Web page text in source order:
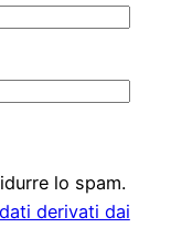
lo spam.
derivati dai